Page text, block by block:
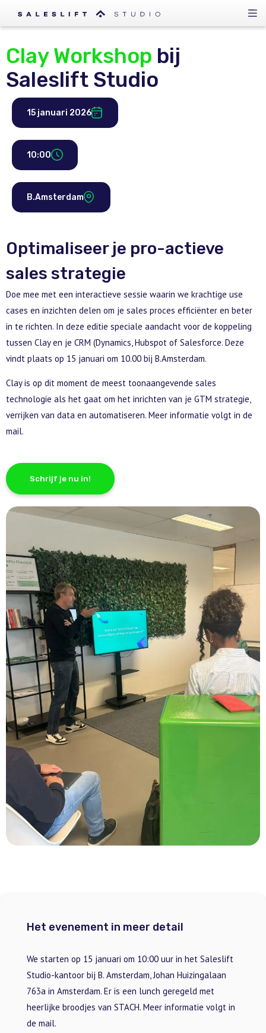
Clay Workshop bij
Saleslift Studio
15 januari 2026
10:00
B.Amsterdam
Optimaliseer je pro-actieve
sales strategie
Doe mee met een interactieve sessie waarin we krachtige use
cases en inzichten delen om je sales proces efficiënter en beter
in te richten. In deze editie speciale aandacht voor de koppeling
tussen Clay en je CRM (Dynamics, Hubspot of Salesforce. Deze
vindt plaats op 15 januari om 10.00 bij B.Amsterdam.
Clay is op dit moment de meest toonaangevende sales
technologie als het gaat om het inrichten van je GTM strategie,
verrijken van data en automatiseren. Meer informatie volgt in de
mail.
Schrijf je nu in!
Het evenement in meer detail
We starten op 15 januari om 10:00 uur in het Saleslift
Studio-kantoor bij B. Amsterdam, Johan Huizingalaan
763a in Amsterdam. Er is een lunch geregeld met
heerlijke broodjes van STACH. Meer informatie volgt in
de mail.